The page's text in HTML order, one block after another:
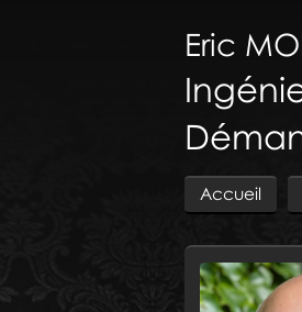
Eric
Accueil